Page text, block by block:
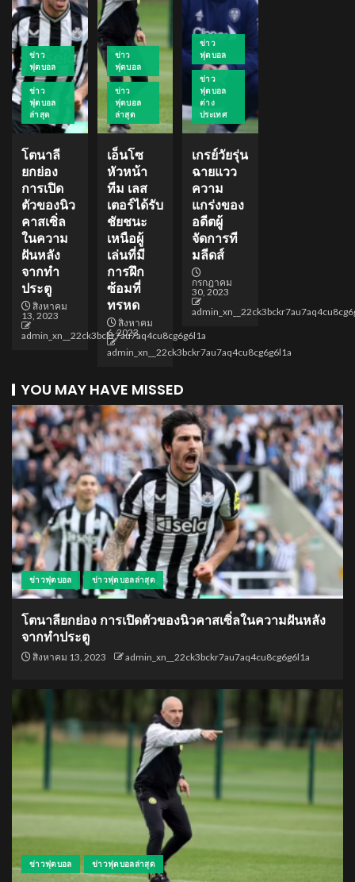
ข่าว
ฟุตบอล
ข่าว
ฟุตบอล
ล่าสุด
โตนาลี
ยกย่อง
การเปิด
ตัวของนิว
คาสเซิ่ล
ในความ
ฝันหลัง
จากทำ
ประตู
สิงหาคม
13, 2023
admin_xn__22ck3bckr7au7aq4cu8cg6g6l1a
ข่าว
ฟุตบอล
ข่าว
ฟุตบอล
ล่าสุด
เอ็นโซ
หัวหน้า
ทีม เลส
เตอร์ได้รับ
ชัยชนะ
เหนือผู้
เล่นที่มี
การฝึก
ซ้อมที่
ทรหด
สิงหาคม
6, 2023
admin_xn__22ck3bckr7au7aq4cu8cg6g6l1a
ข่าว
ฟุตบอล
ข่าว
ฟุตบอล
ต่าง
ประเทศ
เกรย์วัยรุ่น
ฉายแวว
ความ
แกร่งของ
อดีตผู้
จัดการที
มลีดส์
กรกฎาคม
30, 2023
YOU MAY HAVE MISSED
ข่าวฟุตบอล ข่าวฟุตบอลล่าสุด
โตนาลียกย่อง การเปิดตัวของนิวคาสเซิ่ลในความฝันหลัง
จากทำประตู
สิงหาคม 13, 2023 admin_xn__22ck3bckr7au7aq4cu8cg6g6l1a
ข่าวฟุตบอล ข่าวฟุตบอลล่าสุด